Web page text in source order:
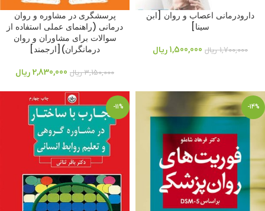
دارودرمانی اعصاب و روان [ابن
سینا]
1,700,000 ریال 1,500,000 ریال
پرسشگری در مشاوره و روان
درمانی (راهنمای عملی استفاده از
سوالات برای مشاوران و روان
درمانگران)[ارجمند]
3,150,000 ریال 2,830,000 ریال
-14%
-11%